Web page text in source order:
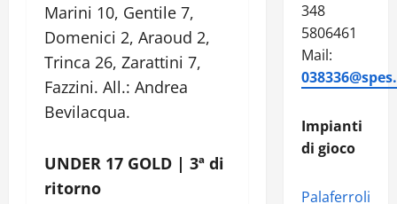
Marini 10, Gentile 7,
Domenici 2, Araoud 2,
Trinca 26, Zarattini 7,
Fazzini. All.: Andrea
Bevilacqua.
UNDER 17 GOLD | 3ª di
ritorno
348
5806461
Mail:
Impianti
di gioco
Palaferroli